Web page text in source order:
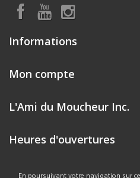
Informations
Mon compte
L'Ami du Moucheur Inc.
Heures d'ouvertures